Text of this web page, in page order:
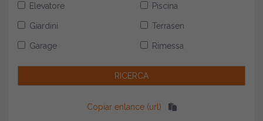
Elevatore Piscina
Giardini Terrasen
Garage Rimessa
Copiar enlance (url)